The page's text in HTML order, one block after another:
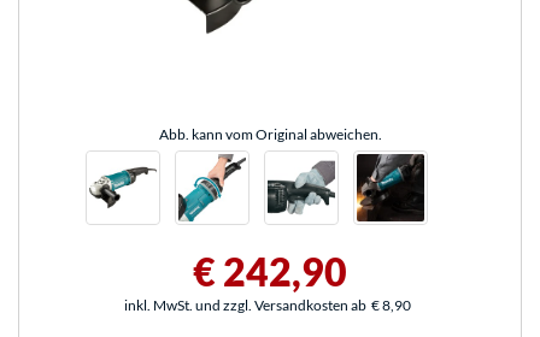
Abb. kann vom Original abweichen.
€ 242,90
inkl. MwSt. und zzgl. Versandkosten ab € 8,90